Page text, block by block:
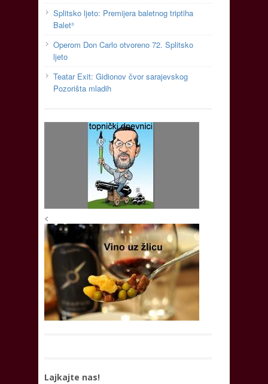
Splitsko ljeto: Premijera baletnog triptiha
Balet³
Operom Don Carlo otvoreno 72. Splitsko
ljeto
Teatar Exit: Gidionov čvor sarajevskog
Pozorišta mladih
<
Lajkajte nas!